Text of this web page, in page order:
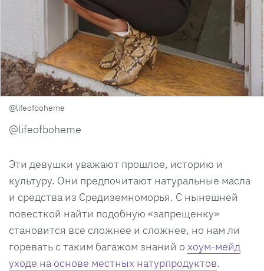
@lifeofboheme
@lifeofboheme
Эти девушки уважают прошлое, историю и
культуру. Они предпочитают натуральные масла
и средства из Средиземноморья. С нынешней
повесткой найти подобную «запрещенку»
становится все сложнее и сложнее, но нам ли
горевать с таким багажом знаний о хоум-мейд
уходе на основе местных натурпродуктов.